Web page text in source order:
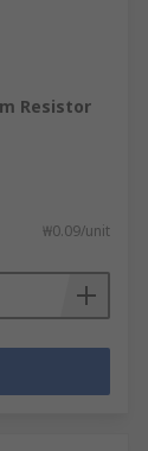
Resistor
₩0.09/unit